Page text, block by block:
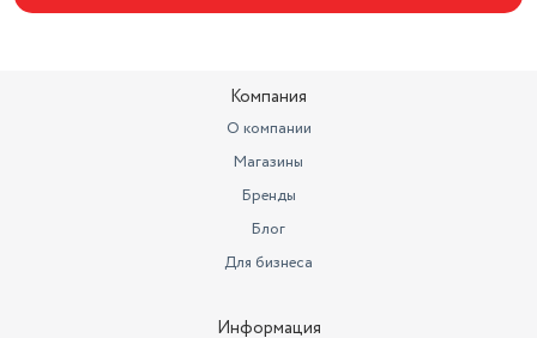
Компания
О компании
Магазины
Бренды
Блог
Для бизнеса
Информация